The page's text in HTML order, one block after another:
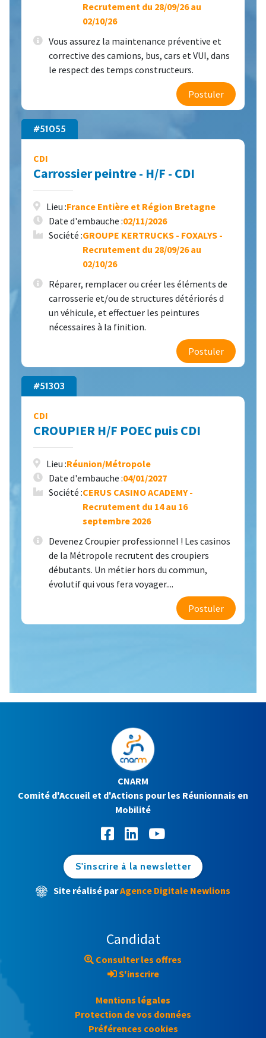
Recrutement du 28/09/26 au
02/10/26
Vous assurez la maintenance préventive et
corrective des camions, bus, cars et VUI, dans
le respect des temps constructeurs.
Postuler
#51055
CDI
Carrossier peintre - H/F - CDI
Lieu :France Entière et Région Bretagne
Date d'embauche :02/11/2026
Société :GROUPE KERTRUCKS - FOXALYS -
Recrutement du 28/09/26 au
02/10/26
Réparer, remplacer ou créer les éléments de
carrosserie et/ou de structures détériorés d
un véhicule, et effectuer les peintures
nécessaires à la finition.
Postuler
#51303
CDI
CROUPIER H/F POEC puis CDI
Lieu :Réunion/Métropole
Date d'embauche :04/01/2027
Société :CERUS CASINO ACADEMY -
Recrutement du 14 au 16
septembre 2026
Devenez Croupier professionnel ! Les casinos
de la Métropole recrutent des croupiers
débutants. Un métier hors du commun,
évolutif qui vous fera voyager....
Postuler
CNARM
Comité d'Accueil et d'Actions pour les Réunionnais en
Mobilité
S'inscrire à la newsletter
Site réalisé parAgence Digitale Newlions
Candidat
Consulter les offres
S'inscrire
Mentions légales
Protection de vos données
Préférences cookies